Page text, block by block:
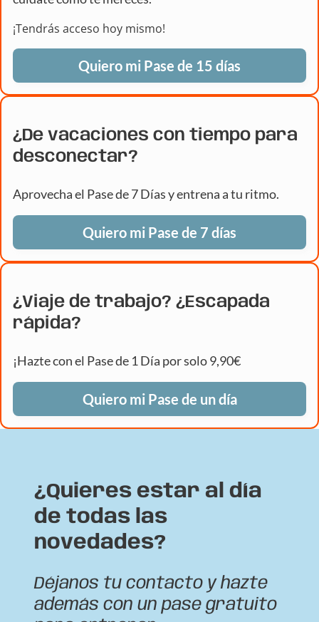
¡Tendrás acceso hoy mismo!
Quiero mi Pase de 15 días
¿De vacaciones con tiempo para
desconectar?
Aprovecha el Pase de 7 Días y entrena a tu ritmo.
Quiero mi Pase de 7 días
¿Viaje de trabajo? ¿Escapada
rápida?
¡Hazte con el Pase de 1 Día por solo 9,90€
Quiero mi Pase de un día
¿Quieres estar al día
de todas las
novedades?
Déjanos tu contacto y hazte
además con un pase gratuito